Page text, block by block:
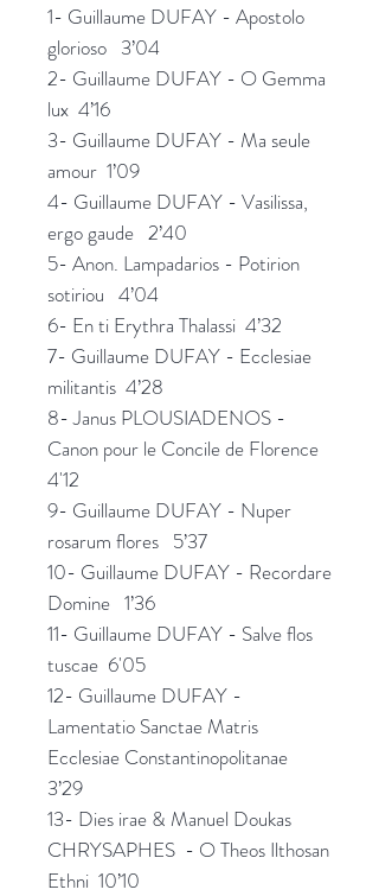
1- Guillaume DUFAY - Apostolo
glorioso 3’04
2- Guillaume DUFAY - O Gemma
lux 4’16
3- Guillaume DUFAY - Ma seule
amour 1’09
4- Guillaume DUFAY - Vasilissa,
ergo gaude 2’40
5- Anon. Lampadarios - Potirion
sotiriou 4’04
6- En ti Erythra Thalassi 4’32
7- Guillaume DUFAY - Ecclesiae
militantis 4’28
8- Janus PLOUSIADENOS -
Canon pour le Concile de Florence
4'12
9- Guillaume DUFAY - Nuper
rosarum flores 5’37
10- Guillaume DUFAY - Recordare
Domine 1’36
11- Guillaume DUFAY - Salve flos
tuscae 6'05
12- Guillaume DUFAY -
Lamentatio Sanctae Matris
Ecclesiae Constantinopolitanae
3’29
13- Dies irae & Manuel Doukas
CHRYSAPHES - O Theos Ilthosan
Ethni 10’10